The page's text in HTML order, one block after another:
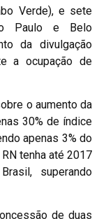
Verde), e sete
Paulo e Belo
da divulgação
a ocupação de
o aumento da
30% de índice
apenas 3% do
tenha até 2017
superando
de duas